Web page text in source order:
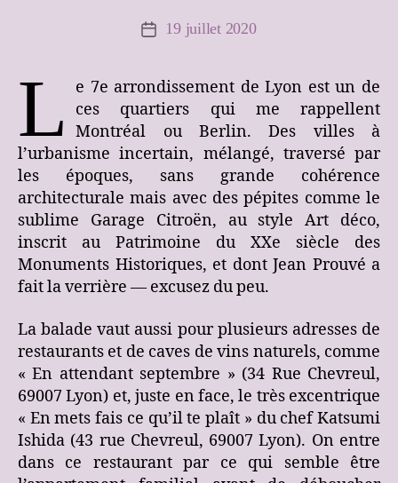
Date19 juillet 2020
L
e 7e arrondissement de Lyon est un de
ces quartiers qui me rappellent
Montréal ou Berlin. Des villes à
l’urbanisme incertain, mélangé, traversé par
les époques, sans grande cohérence
architecturale mais avec des pépites comme le
sublime Garage Citroën, au style Art déco,
inscrit au Patrimoine du XXe siècle des
Monuments Historiques, et dont Jean Prouvé a
fait la verrière — excusez du peu.
La balade vaut aussi pour plusieurs adresses de
restaurants et de caves de vins naturels, comme
« En attendant septembre » (34 Rue Chevreul,
69007 Lyon) et, juste en face, le très excentrique
« En mets fais ce qu’il te plaît » du chef Katsumi
Ishida (43 rue Chevreul, 69007 Lyon). On entre
dans ce restaurant par ce qui semble être